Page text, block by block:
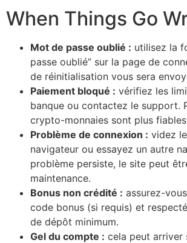
When Things Go
Mot de passe oublié : utilisez la
passe oublié” sur la page de
de réinitialisation vous sera
Paiement bloqué : vérifiez les
banque ou contactez le support.
crypto-monnaies sont plus
Problème de connexion : videz
navigateur ou essayez un autre
problème persiste, le site peut
maintenance.
Bonus non crédité : assurez-
code bonus (si requis) et
de dépôt minimum.
Gel du compte : cela peut